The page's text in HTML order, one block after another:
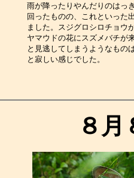
雨が降ったりやんだりのはっ
回ったものの、これといった
ました。スジグロシロチョウ
ヤマウドの花にスズメバチが
と見逃してしまうようなもの
と寂し
８月